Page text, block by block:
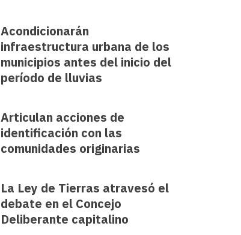
Acondicionarán
infraestructura urbana de los
municipios antes del inicio del
período de lluvias
Articulan acciones de
identificación con las
comunidades originarias
La Ley de Tierras atravesó el
debate en el Concejo
Deliberante capitalino